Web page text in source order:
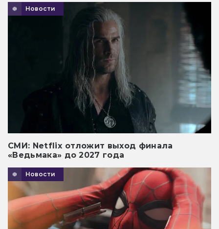
Новости
СМИ: Netflix отложит выход финала
«Ведьмака» до 2027 года
Новости